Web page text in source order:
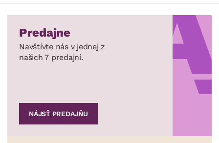
Predajne
Navštívte nás v jednej z
našich 7 predajní.
NÁJSŤ PREDAJŇU